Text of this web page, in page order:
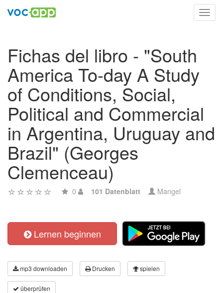
Fichas del libro - "South
America To-day A Study
of Conditions, Social,
Political and Commercial
in Argentina, Uruguay and
Brazil" (Georges
Clemenceau)
0 101 Datenblatt Mangel
Lernen beginnen
mp3 downloaden Drucken spielen
überprüfen